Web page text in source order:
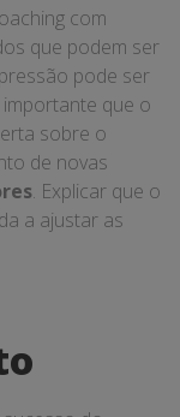
com
que podem ser
pode ser
que o
sobre o
de novas
. Explicar que o
a ajustar as